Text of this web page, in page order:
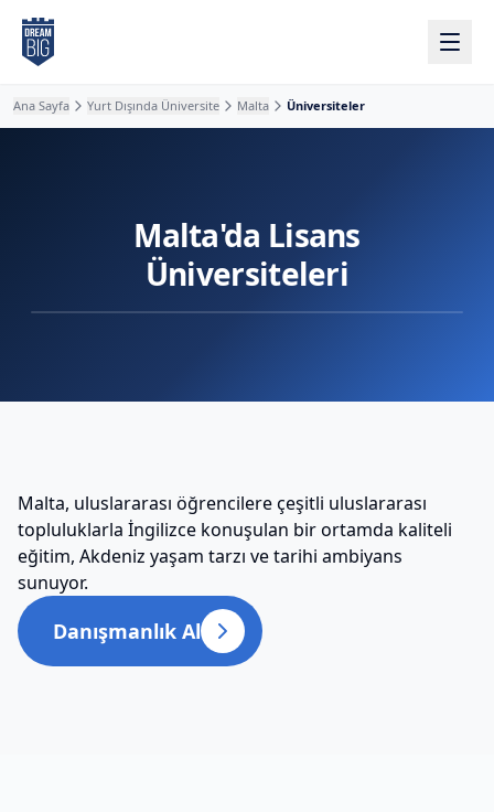
Ana içeriğe atla
Ana Sayfa Yurt Dışında Üniversite Malta Üniversiteler
Malta'da Lisans
Üniversiteleri
Malta, uluslararası öğrencilere çeşitli uluslararası
topluluklarla İngilizce konuşulan bir ortamda kaliteli
eğitim, Akdeniz yaşam tarzı ve tarihi ambiyans
sunuyor.
Danışmanlık Al